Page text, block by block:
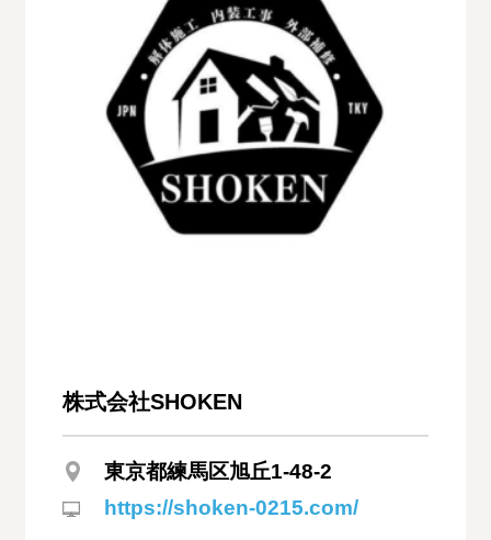
株式会社SHOKEN
東京都練馬区旭丘1-48-2
https://shoken-0215.com/